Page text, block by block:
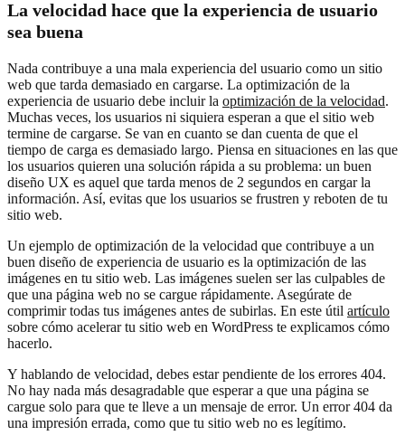
La velocidad hace que la experiencia de usuario
sea buena
Nada contribuye a una mala experiencia del usuario como un sitio
web que tarda demasiado en cargarse. La optimización de la
experiencia de usuario debe incluir la optimización de la velocidad.
Muchas veces, los usuarios ni siquiera esperan a que el sitio web
termine de cargarse. Se van en cuanto se dan cuenta de que el
tiempo de carga es demasiado largo. Piensa en situaciones en las que
los usuarios quieren una solución rápida a su problema: un buen
diseño UX es aquel que tarda menos de 2 segundos en cargar la
información. Así, evitas que los usuarios se frustren y reboten de tu
sitio web.
Un ejemplo de optimización de la velocidad que contribuye a un
buen diseño de experiencia de usuario es la optimización de las
imágenes en tu sitio web. Las imágenes suelen ser las culpables de
que una página web no se cargue rápidamente. Asegúrate de
comprimir todas tus imágenes antes de subirlas. En este útil artículo
sobre cómo acelerar tu sitio web en WordPress te explicamos cómo
hacerlo.
Y hablando de velocidad, debes estar pendiente de los errores 404.
No hay nada más desagradable que esperar a que una página se
cargue solo para que te lleve a un mensaje de error. Un error 404 da
una impresión errada, como que tu sitio web no es legítimo.